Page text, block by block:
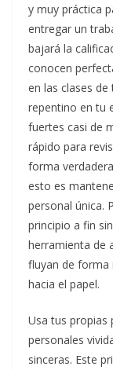
y muy práctica
entregar un
bajará la
conocen
en las clases
repentino en tu
fuertes casi de
rápido para
forma
esto es
personal única.
principio a fin
herramienta de
fluyan de forma
hacia el papel.
Usa tus propias
personales
sinceras. Este